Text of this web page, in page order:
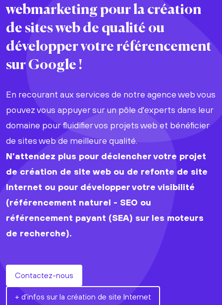
webmarketing pour la création
de sites web de qualité ou
développer votre référencement
sur Google !
En recourant aux services de notre agence web vous
pouvez vous appuyer sur un pôle d'experts dans leur
domaine pour fluidifier vos projets web et bénéficier
de sites web de meilleure qualité.
N'attendez plus pour déclencher votre projet
de création de site web ou de refonte de site
Internet ou pour développer votre visibilité
(référencement naturel - SEO ou
référencement payant (SEA) sur les moteurs
de recherche).
Contactez-nous
+ d'infos sur la création de site Internet